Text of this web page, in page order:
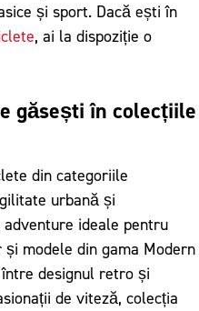
și sport. Dacă ești în
, ai la dispoziție o
găsești în colecțiile
din categoriile
urbană și
ideale pentru
modele din gama Modern
designul retro și
de viteză, colecția